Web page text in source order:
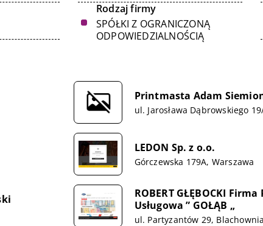
Rodzaj firmy
SPÓŁKI Z OGRANICZONĄ
ODPOWIEDZIALNOŚCIĄ
Printmasta Adam
ul. Jarosława Dąbrowskiego
LEDON Sp. z o.o.
Górczewska 179A, Warszawa
ROBERT GŁĘBOCKI
Usługowa ” GOŁĄB „
ul. Partyzantów 29, Blachownia